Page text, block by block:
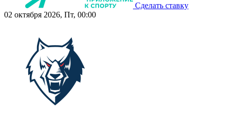
Сделать ставку
02 октября 2026, Пт, 00:00